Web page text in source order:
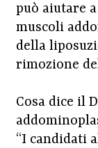
può aiutare
muscoli
della
rimozione
Cosa dice il
“I candidati